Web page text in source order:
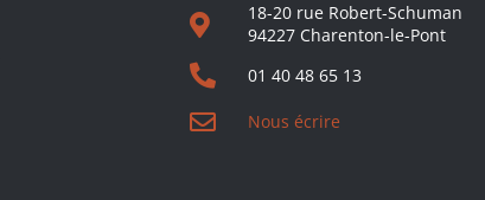
18-20 rue Robert-Schuman
94227 Charenton-le-Pont
01 40 48 65 13
Nous écrire